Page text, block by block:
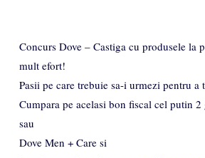
Concurs Dove – Castiga cu produsele la
mult efort!
Pasii pe care trebuie sa-i urmezi pentru
Cumpara pe acelasi bon fiscal cel putin
sau
Dove Men + Care si